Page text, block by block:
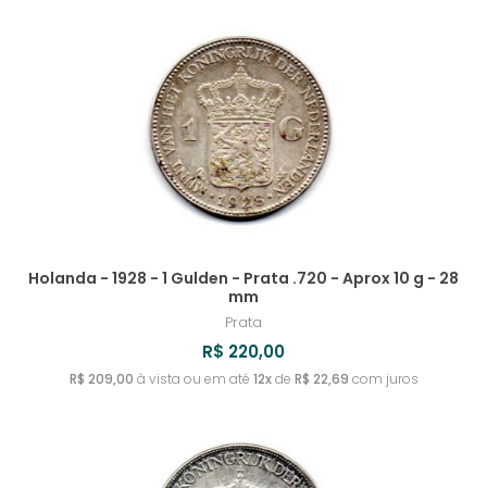
Holanda - 1928 - 1 Gulden - Prata .720 - Aprox 10 g - 28
mm
Prata
R$ 220,00
R$ 209,00 à vista ou em até 12xde R$ 22,69 com juros